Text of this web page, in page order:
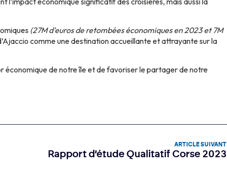
(27M d’euros de retombées économiques en 2023 et 7M
comme une destination accueillante et attrayante sur la
économique de notre île et de favoriser le partager de notre
ARTICLE SUIVANT
Rapport d’étude Qualitatif Corse 2023